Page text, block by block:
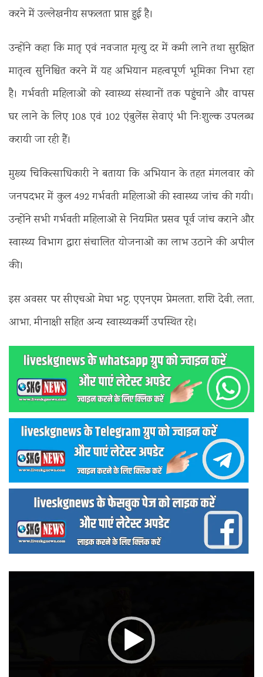
करने में उल्लेखनीय सफलता प्राप्त हुई है।
उन्होंने कहा कि मातृ एवं नवजात मृत्यु दर में कमी लाने तथा सुरक्षित
मातृत्व सुनिश्चित करने में यह अभियान महत्वपूर्ण भूमिका निभा रहा
है। गर्भवती महिलाओं को स्वास्थ्य संस्थानों तक पहुंचाने और वापस
घर लाने के लिए 108 एवं 102 एंबुलेंस सेवाएं भी निःशुल्क उपलब्ध
करायी जा रही हैं।
मुख्य चिकित्साधिकारी ने बताया कि अभियान के तहत मंगलवार को
जनपदभर में कुल 492 गर्भवती महिलाओं की स्वास्थ्य जांच की गयी।
उन्होंने सभी गर्भवती महिलाओं से नियमित प्रसव पूर्व जांच कराने और
स्वास्थ्य विभाग द्वारा संचालित योजनाओं का लाभ उठाने की अपील
की।
इस अवसर पर सीएचओ मेघा भट्ट, एएनएम प्रेमलता, शशि देवी, लता,
आभा, मीनाक्षी सहित अन्य स्वास्थ्यकर्मी उपस्थित रहे।